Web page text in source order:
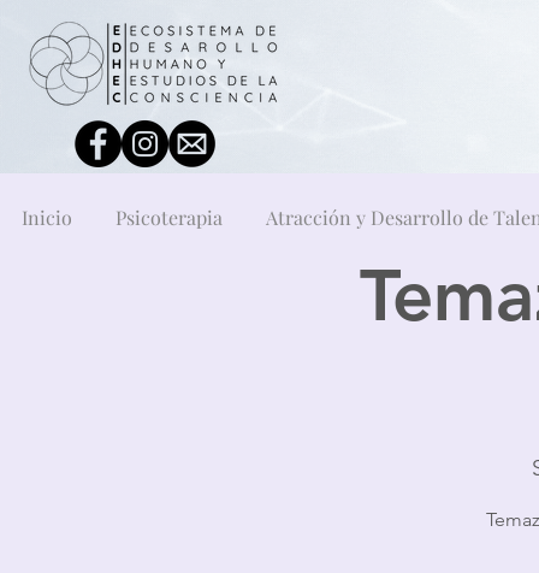
Inicio Psicoterapia Atracción y Desarrollo de